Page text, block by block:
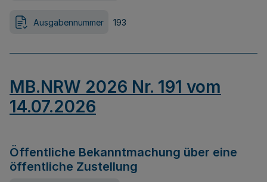
Ausgabennummer 193
MB.NRW 2026 Nr. 191 vom
14.07.2026
Öffentliche Bekanntmachung über eine
öffentliche Zustellung